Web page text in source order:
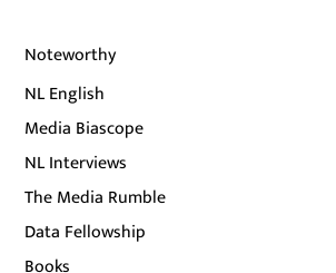
Noteworthy
NL English
Media Biascope
NL Interviews
The Media Rumble
Data Fellowship